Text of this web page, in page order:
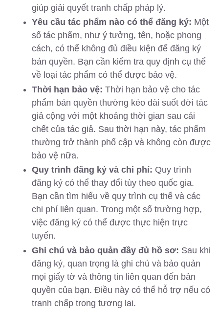
giúp giải quyết tranh chấp pháp lý.
Yêu cầu tác phẩm nào có thể đăng ký: Một
số tác phẩm, như ý tưởng, tên, hoặc phong
cách, có thể không đủ điều kiện để đăng ký
bản quyền. Bạn cần kiểm tra quy định cụ thể
về loại tác phẩm có thể được bảo vệ.
Thời hạn bảo vệ: Thời hạn bảo vệ cho tác
phẩm bản quyền thường kéo dài suốt đời tác
giả cộng với một khoảng thời gian sau cái
chết của tác giả. Sau thời hạn này, tác phẩm
thường trở thành phổ cập và không còn được
bảo vệ nữa.
Quy trình đăng ký và chi phí: Quy trình
đăng ký có thể thay đổi tùy theo quốc gia.
Bạn cần tìm hiểu về quy trình cụ thể và các
chi phí liên quan. Trong một số trường hợp,
việc đăng ký có thể được thực hiện trực
tuyến.
Ghi chú và bảo quản đầy đủ hồ sơ: Sau khi
đăng ký, quan trọng là ghi chú và bảo quản
mọi giấy tờ và thông tin liên quan đến bản
quyền của bạn. Điều này có thể hỗ trợ nếu có
tranh chấp trong tương lai.